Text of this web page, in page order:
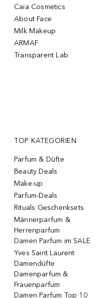
Caia Cosmetics
About Face
Milk Makeup
ARMAF
Transparent Lab
TOP KATEGORIEN
Parfum & Düfte
Beauty Deals
Make-up
Parfum-Deals
Rituals Geschenksets
Männerparfum &
Herrenparfum
Damen Parfum im SALE
Yves Saint Laurent
Damendüfte
Damenparfum &
Frauenparfum
Damen Parfum Top 10